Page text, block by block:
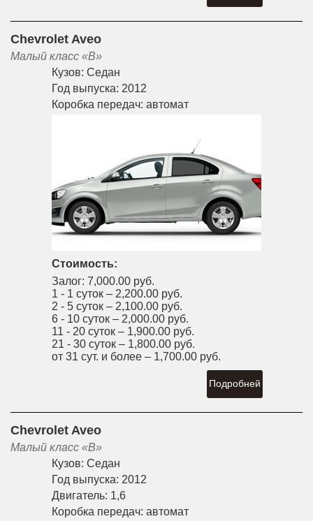
Chevrolet Aveo
Малый класс «B»
Кузов: Седан
Год выпуска: 2012
Коробка передач: автомат
Стоимость:
Залог: 7,000.00 руб.
1 - 1 суток – 2,200.00 руб.
2 - 5 суток – 2,100.00 руб.
6 - 10 суток – 2,000.00 руб.
11 - 20 суток – 1,900.00 руб.
21 - 30 суток – 1,800.00 руб.
от 31 сут. и более – 1,700.00 руб.
Подробней
Chevrolet Aveo
Малый класс «B»
Кузов: Седан
Год выпуска: 2012
Двигатель: 1,6
Коробка передач: автомат